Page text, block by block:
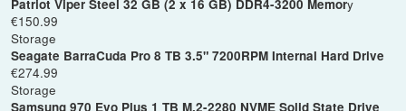
Patriot Viper Steel 32 GB (2 x 16 GB) DDR4-3200 Memor
€150.99
Storage
Seagate BarraCuda Pro 8 TB 3.5" 7200RPM Internal Hard Drive
€274.99
Storage
Samsung 970 Evo Plus 1 TB M.2-2280 NVME Solid State Drive